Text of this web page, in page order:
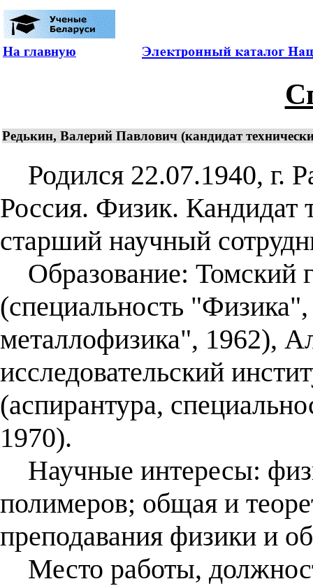
На главную
Редькин, Валерий Павлович (кандидат
Родился 22.07.1940, г.
Россия. Физик. Кандидат
старший научный
Образование: Томский
(специальность
металлофизика", 1962),
исследовательский
(аспирантура,
1970).
Научные интересы:
полимеров; общая и
преподавания физики и
Место работы,